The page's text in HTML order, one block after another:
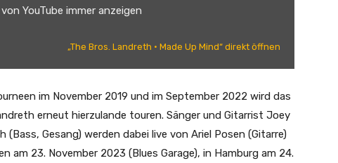
YouTube immer anzeigen
„The Bros. Landreth • Made Up Mind“ direkt öffnen
im November 2019 und im September 2022 wird das
erneut hierzulande touren. Sänger und Gitarrist Joey
Gesang) werden dabei live von Ariel Posen (Gitarre)
am 23. November 2023 (Blues Garage), in Hamburg am 24.